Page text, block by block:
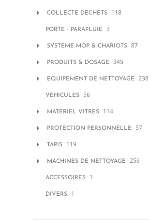
COLLECTE DECHETS 118
PORTE - PARAPLUIE 3
SYSTEME MOP & CHARIOTS 87
PRODUITS & DOSAGE 345
EQUIPEMENT DE NETTOYAGE 238
VEHICULES 56
MATERIEL VITRES 114
PROTECTION PERSONNELLE 57
TAPIS 119
MACHINES DE NETTOYAGE 256
ACCESSOIRES 1
DIVERS 1